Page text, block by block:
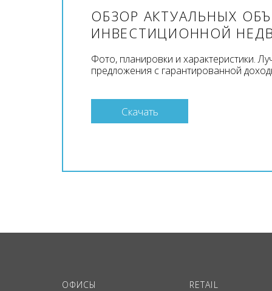
ОБЗОР АКТУАЛЬНЫХ
ИНВЕСТИЦИОННОЙ
Фото, планировки и характеристики.
предложения с гарантированной
Скачать
ОФИСЫ
RETAIL